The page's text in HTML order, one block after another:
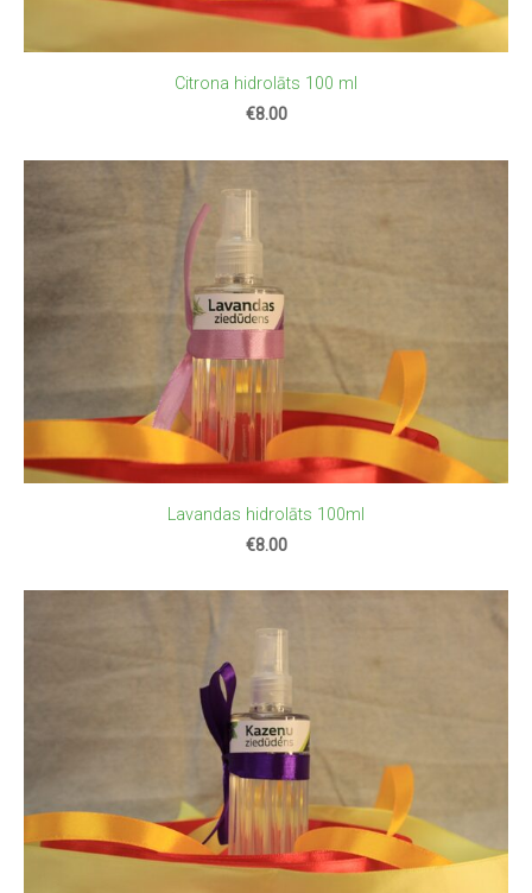
Citrona hidrolāts 100 ml
€8.00
Lavandas hidrolāts 100ml
€8.00